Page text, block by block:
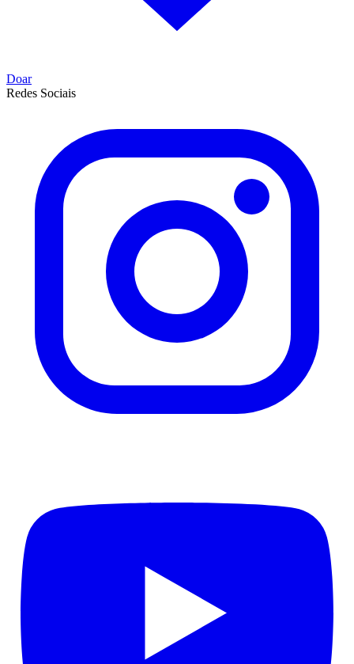
Doar
Redes Sociais